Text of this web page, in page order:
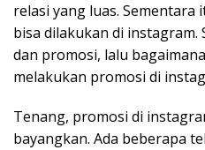
relasi yang luas. Sementara
bisa dilakukan di
dan promosi, lalu
melakukan promosi di
Tenang, promosi di
bayangkan. Ada beberapa